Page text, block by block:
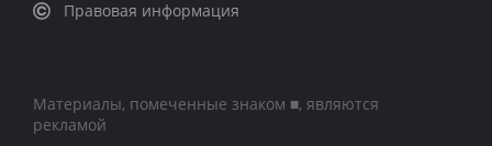
Правовая информация
Материалы, помеченные знаком ■, являются
рекламой